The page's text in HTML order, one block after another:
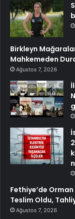
Birkleyn
Mahkemeden
Ağustos 7, 2026
Fethiye’de Orman
Teslim Oldu,
Ağustos 7, 2026